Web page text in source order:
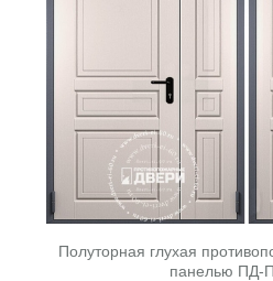
Полуторная глухая
панелью ПД-